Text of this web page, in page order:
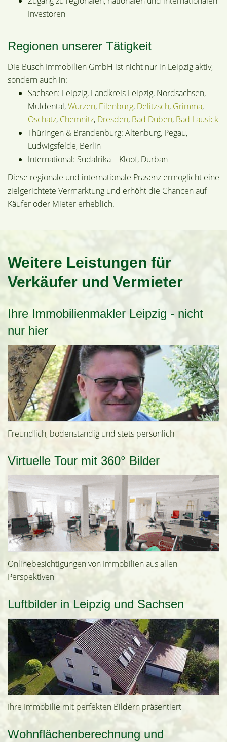
Investoren
Regionen unserer Tätigkeit
Die Busch Immobilien GmbH ist nicht nur in Leipzig aktiv,
sondern auch in:
Sachsen: Leipzig, Landkreis Leipzig, Nordsachsen,
Muldental,Wurzen, Eilenburg, Delitzsch, Grimma,
Oschatz, Chemnitz, Dresden, Bad Düben, Bad Lausick
Thüringen & Brandenburg: Altenburg, Pegau,
Ludwigsfelde, Berlin
International: Südafrika – Kloof, Durban
Diese regionale und internationale Präsenz ermöglicht eine
zielgerichtete Vermarktung und erhöht die Chancen auf
Käufer oder Mieter erheblich.
Weitere Leistungen für
Verkäufer und Vermieter
Ihre Immobilienmakler Leipzig - nicht
nur hier
Freundlich, bodenständig und stets persönlich
Virtuelle Tour mit 360° Bilder
Onlinebesichtigungen von Immobilien aus allen
Perspektiven
Luftbilder in Leipzig und Sachsen
Ihre Immobilie mit perfekten Bildern präsentiert
Wohnflächenberechnung und